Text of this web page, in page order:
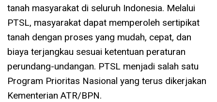
tanah masyarakat di seluruh Indonesia. Melalui
PTSL, masyarakat dapat memperoleh sertipikat
tanah dengan proses yang mudah, cepat, dan
biaya terjangkau sesuai ketentuan peraturan
perundang-undangan. PTSL menjadi salah satu
Program Prioritas Nasional yang terus dikerjakan
Kementerian ATR/BPN.